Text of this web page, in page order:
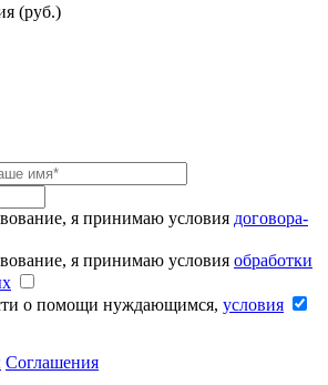
(руб.)
я принимаю условия договора-
я принимаю условия обработки
о помощи нуждающимся, условия
Соглашения